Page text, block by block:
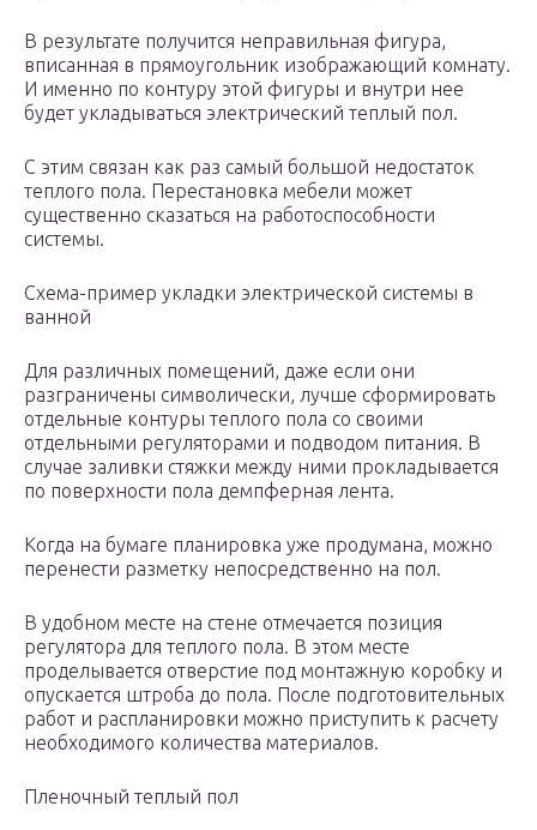
В результате получится неправильная фигура,
вписанная в прямоугольник изображающий комнату.
И именно по контуру этой фигуры и внутри нее
будет укладываться электрический теплый пол.
С этим связан как раз самый большой недостаток
теплого пола. Перестановка мебели может
существенно сказаться на работоспособности
системы.
Схема-пример укладки электрической системы в
ванной
Для различных помещений, даже если они
разграничены символически, лучше сформировать
отдельные контуры теплого пола со своими
отдельными регуляторами и подводом питания. В
случае заливки стяжки между ними прокладывается
по поверхности пола демпферная лента.
Когда на бумаге планировка уже продумана, можно
перенести разметку непосредственно на пол.
В удобном месте на стене отмечается позиция
регулятора для теплого пола. В этом месте
проделывается отверстие под монтажную коробку и
опускается штроба до пола. После подготовительных
работ и распланировки можно приступить к расчету
необходимого количества материалов.
Пленочный теплый пол